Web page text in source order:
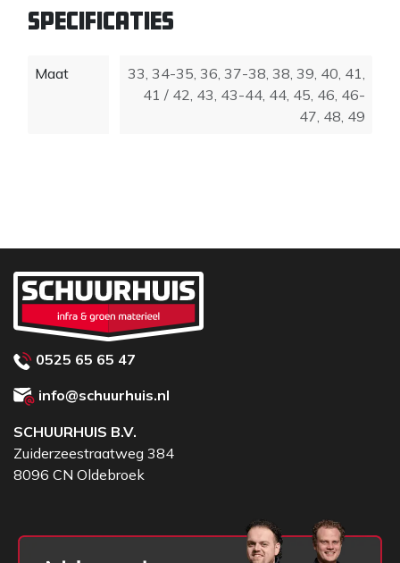
Specificaties
Maat 33 34-35 36 37-38 38 39 40 41
41 / 42 43 43-44 44 45 46 46-
47 48 49
0525 65 65 47
info@schuurhuis.nl
SCHUURHUIS B.V.
Zuiderzeestraatweg 384
8096 CN Oldebroek